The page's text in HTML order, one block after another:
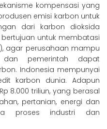
kompensasi yang
emisi karbon untuk
dari karbon dioksida
untuk membatasi
agar perusahaan mampu
pemerintah dapat
Indonesia mempunyai
karbon dunia. Adapun
8.000 triliun, yang berasal
pertanian, energi dan
proses industri dan